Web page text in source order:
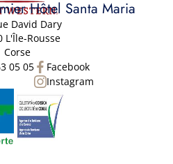
Hôtel Santa Maria
David Dary
L'Île-Rousse
Corse
05 05
Facebook
Instagram